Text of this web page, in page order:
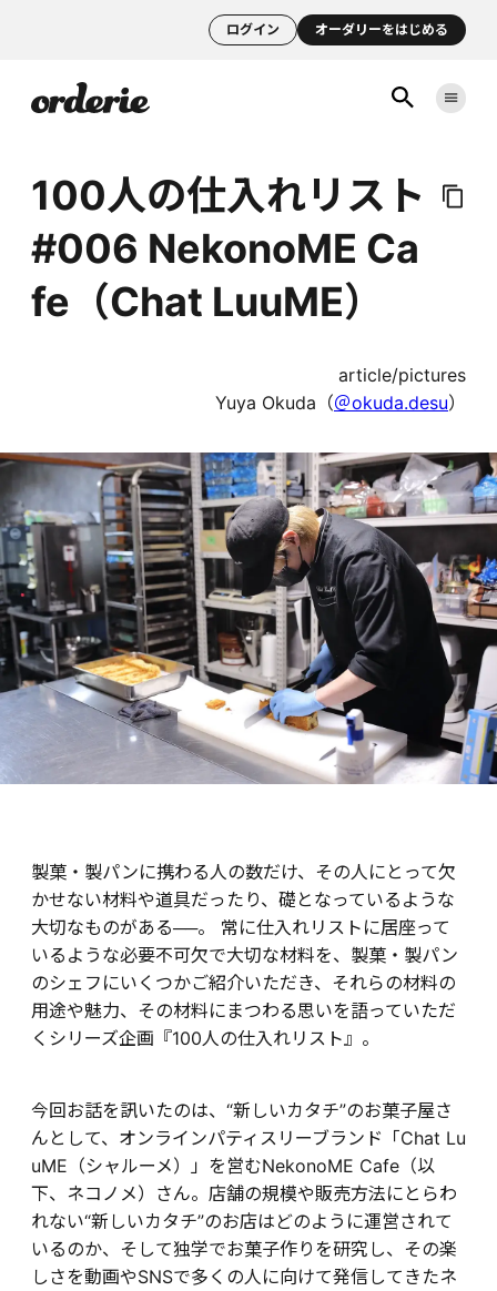
ログイン オーダリーをはじめる
100人の仕入れリスト
#006 NekonoME Ca
fe（Chat LuuME）
article/pictures
Yuya Okuda（＠okuda.desu）
製菓・製パンに携わる人の数だけ、その人にとって欠
かせない材料や道具だったり、礎となっているような
大切なものがある──。 常に仕入れリストに居座って
いるような必要不可欠で大切な材料を、製菓・製パン
のシェフにいくつかご紹介いただき、それらの材料の
用途や魅力、その材料にまつわる思いを語っていただ
くシリーズ企画『100人の仕入れリスト』。
今回お話を訊いたのは、“新しいカタチ”のお菓子屋さ
んとして、オンラインパティスリーブランド「Chat Lu
uME（シャルーメ）」を営むNekonoME Cafe（以
下、ネコノメ）さん。店舗の規模や販売方法にとらわ
れない“新しいカタチ”のお店はどのように運営されて
いるのか、そして独学でお菓子作りを研究し、その楽
しさを動画やSNSで多くの人に向けて発信してきたネ